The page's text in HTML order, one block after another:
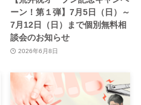
ーン！第１弾】7月5日（日）～
7月12日（日）まで個別無料相
談会のお知らせ
2026年6月8日